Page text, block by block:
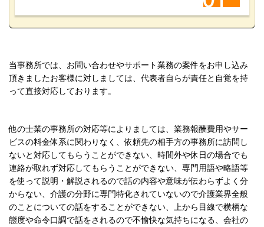
当事務所では、お問い合わせやサポート業務の案件をお申し込み
頂きましたお客様に対しましては、代表者自らが責任と自覚を持
って直接対応しております。
他の士業の事務所の対応等によりましては、業務報酬費用やサー
ビスの料金体系に関わりなく、依頼先の相手方の事務所に訪問し
ないと対応してもらうことができない、時間外や休日の場合でも
連絡が取れず対応してもら うことができない、 専門用語や略語等
を使って説明・解説されるので話の内容や意味が伝わらずよく分
からない、介護の分野に専門特化されていないので介護業界全般
のことについての話をすることができない、上から目線で横柄な
態度や命令口調で話をされるので不愉快な気持ちになる、会社の